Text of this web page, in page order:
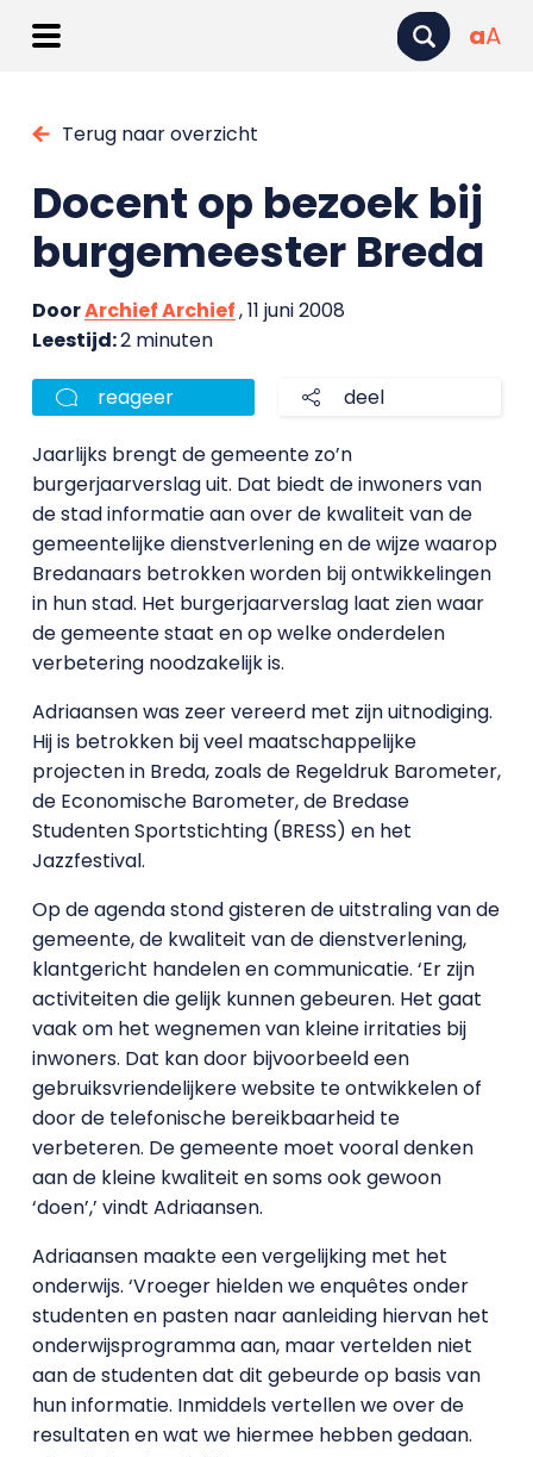
aA
Terug naar overzicht
Docent op bezoek bij
burgemeester Breda
DoorArchief Archief, 11 juni 2008
Leestijd:2 minuten
reageer deel
Jaarlijks brengt de gemeente zo’n
burgerjaarverslag uit. Dat biedt de inwoners van
de stad informatie aan over de kwaliteit van de
gemeentelijke dienstverlening en de wijze waarop
Bredanaars betrokken worden bij ontwikkelingen
in hun stad. Het burgerjaarverslag laat zien waar
de gemeente staat en op welke onderdelen
verbetering noodzakelijk is.
Adriaansen was zeer vereerd met zijn uitnodiging.
Hij is betrokken bij veel maatschappelijke
projecten in Breda, zoals de Regeldruk Barometer,
de Economische Barometer, de Bredase
Studenten Sportstichting (BRESS) en het
Jazzfestival.
Op de agenda stond gisteren de uitstraling van de
gemeente, de kwaliteit van de dienstverlening,
klantgericht handelen en communicatie. ‘Er zijn
activiteiten die gelijk kunnen gebeuren. Het gaat
vaak om het wegnemen van kleine irritaties bij
inwoners. Dat kan door bijvoorbeeld een
gebruiksvriendelijkere website te ontwikkelen of
door de telefonische bereikbaarheid te
verbeteren. De gemeente moet vooral denken
aan de kleine kwaliteit en soms ook gewoon
‘doen’,’ vindt Adriaansen.
Adriaansen maakte een vergelijking met het
onderwijs. ‘Vroeger hielden we enquêtes onder
studenten en pasten naar aanleiding hiervan het
onderwijsprogramma aan, maar vertelden niet
aan de studenten dat dit gebeurde op basis van
hun informatie. Inmiddels vertellen we over de
resultaten en wat we hiermee hebben gedaan.